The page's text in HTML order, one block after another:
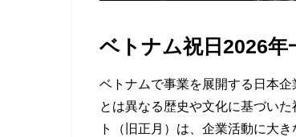
ベトナム祝日2026年
ベトナムで事業を展開する日本
とは異なる歴史や文化に基づい
ト（旧正月）は、企業活動に大